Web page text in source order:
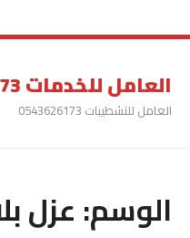
العامل للخدمات 0543626173
العامل للتشطيبات 0543626173
الوسم:عزل